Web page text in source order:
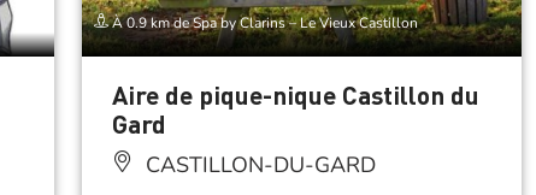
À 0.9 km de Spa by Clarins – Le Vieux Castillon
Aire de pique-nique Castillon du
Gard
CASTILLON-DU-GARD